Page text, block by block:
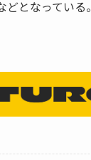
となっている。